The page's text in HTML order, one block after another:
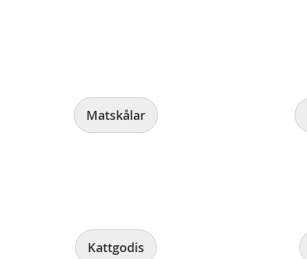
Matskålar
Kattgodis